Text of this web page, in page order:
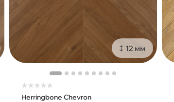
12 мм
★★★★★
Herringbone Chevron